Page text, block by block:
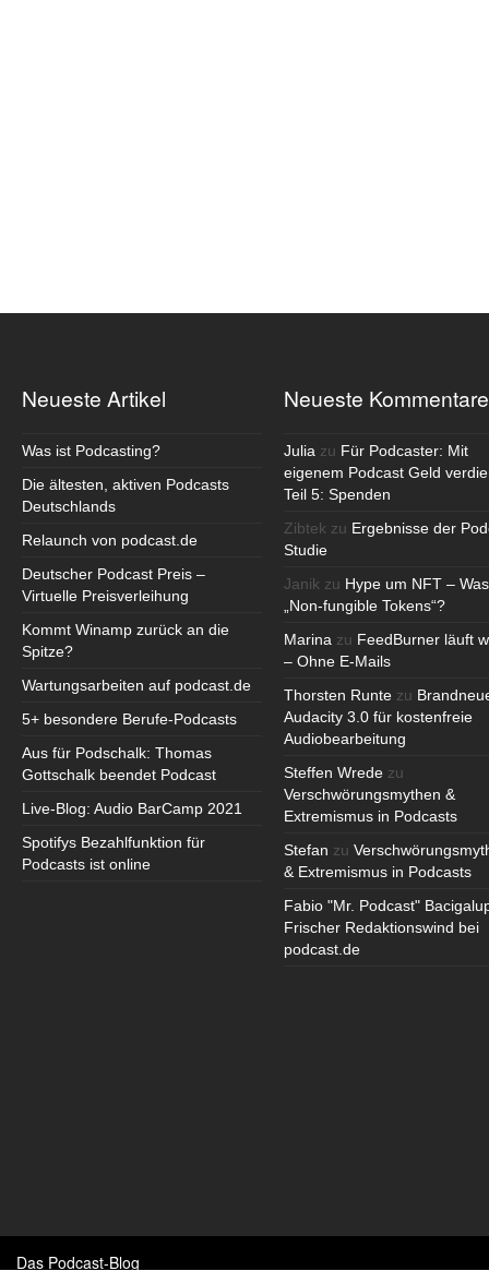
Neueste Artikel
Was ist Podcasting?
Die ältesten, aktiven Podcasts
Deutschlands
Relaunch von podcast.de
Deutscher Podcast Preis –
Virtuelle Preisverleihung
Kommt Winamp zurück an die
Spitze?
Wartungsarbeiten auf podcast.de
5+ besondere Berufe-Podcasts
Aus für Podschalk: Thomas
Gottschalk beendet Podcast
Live-Blog: Audio BarCamp 2021
Spotifys Bezahlfunktion für
Podcasts ist online
Neueste Kommentare
Julia zu Für Podcaster: Mit
eigenem Podcast Geld
Teil 5: Spenden
Zibtek zu Ergebnisse der
Studie
Janik zu Hype um NFT –
„Non-fungible Tokens“?
Marina zu FeedBurner läuft
– Ohne E-Mails
Thorsten Runte zu
Audacity 3.0 für kostenfreie
Audiobearbeitung
Steffen Wrede zu
Verschwörungsmythen &
Extremismus in Podcasts
Stefan zu
& Extremismus in Podcasts
Fabio "Mr. Podcast"
Frischer Redaktionswind bei
podcast.de
Das Podcast-Blog